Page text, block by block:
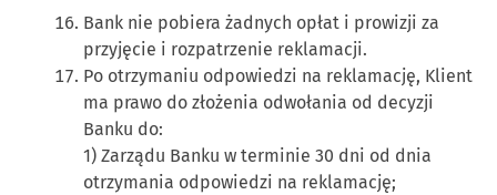
Bank nie pobiera żadnych opłat i prowizji za
przyjęcie i rozpatrzenie reklamacji.
Po otrzymaniu odpowiedzi na reklamację, Klient
ma prawo do złożenia odwołania od decyzji
Banku do:
1) Zarządu Banku w terminie 30 dni od dnia
otrzymania odpowiedzi na reklamację;